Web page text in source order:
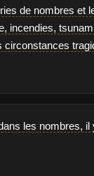
de nombres
incendies,
les nombres,